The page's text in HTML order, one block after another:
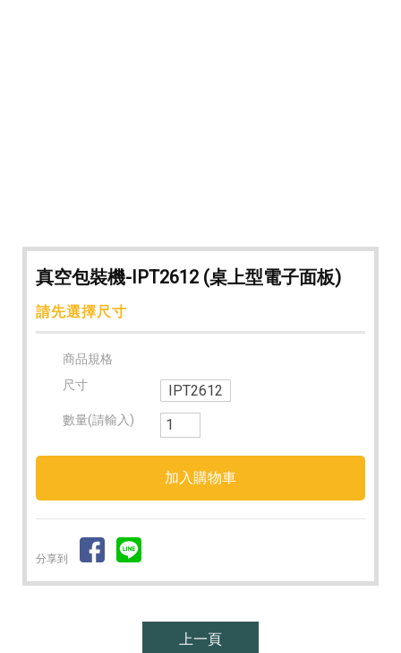
真空包裝機-IPT2612 (桌上型電子面板)
請先選擇尺寸
商品規格
尺寸
IPT2612
數量(請輸入)
分享到
上一頁